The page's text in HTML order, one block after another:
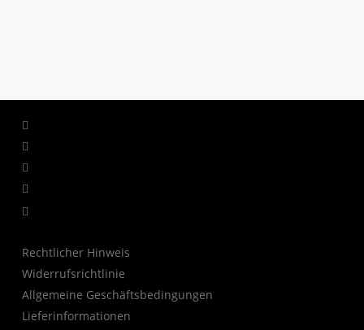
Facebook
LinkedIn
YouTube
Instagram
TikTok
Rechtlicher Hinweis
Widerrufsrichtlinie
Allgemeine Geschäftsbedingungen
Lieferinformationen